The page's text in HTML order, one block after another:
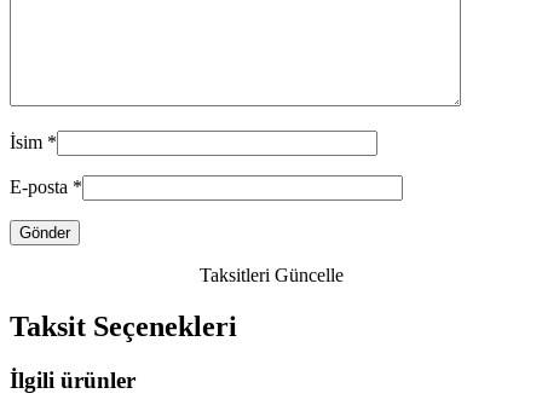
İsim *
E-posta *
Taksitleri Güncelle
Taksit Seçenekleri
İlgili ürünler